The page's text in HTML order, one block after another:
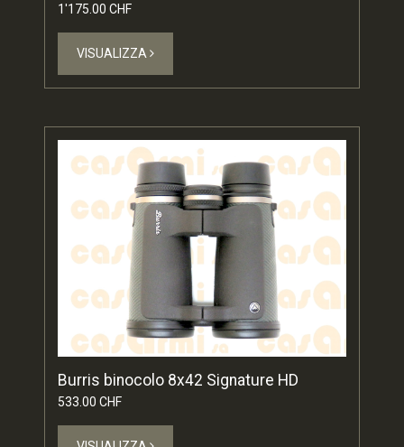
1'175.00 CHF
VISUALIZZA
Burris binocolo 8x42 Signature HD
533.00 CHF